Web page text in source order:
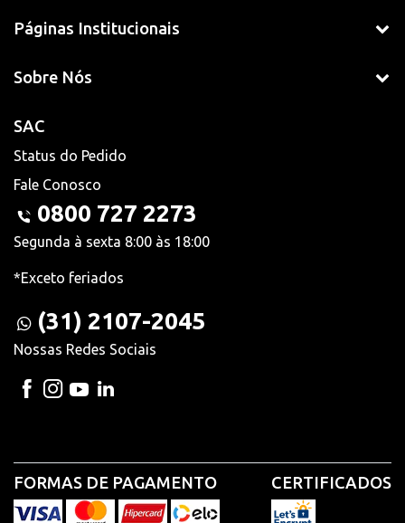
Páginas Institucionais
Sobre Nós
SAC
Status do Pedido
Fale Conosco
0800 727 2273
Segunda à sexta 8:00 às 18:00
*Exceto feriados
(31) 2107-2045
Nossas Redes Sociais
FORMAS DE PAGAMENTO CERTIFICADOS